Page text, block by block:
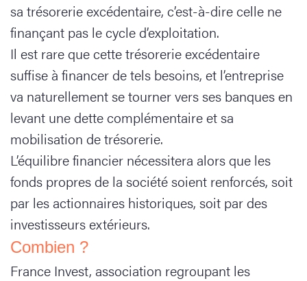
sa trésorerie excédentaire, c’est-à-dire celle ne
finançant pas le cycle d’exploitation.
Il est rare que cette trésorerie excédentaire
suffise à financer de tels besoins, et l’entreprise
va naturellement se tourner vers ses banques en
levant une dette complémentaire et sa
mobilisation de trésorerie.
L’équilibre financier nécessitera alors que les
fonds propres de la société soient renforcés, soit
par les actionnaires historiques, soit par des
investisseurs extérieurs.
Combien ?
France Invest, association regroupant les